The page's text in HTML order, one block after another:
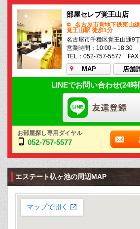
部屋セレブ覚王山店
名古屋市営地下鉄東山線
覚王山駅 徒歩1分
名古屋市千種区覚王山通9
営業時間：10:00～18:30
TEL：052-757-5577 FAX
MAP 店舗
LINEでお問い合わせ(24時
お部屋探し専用ダイヤル
052-757-5577
エステート杁ヶ池の周辺MAP